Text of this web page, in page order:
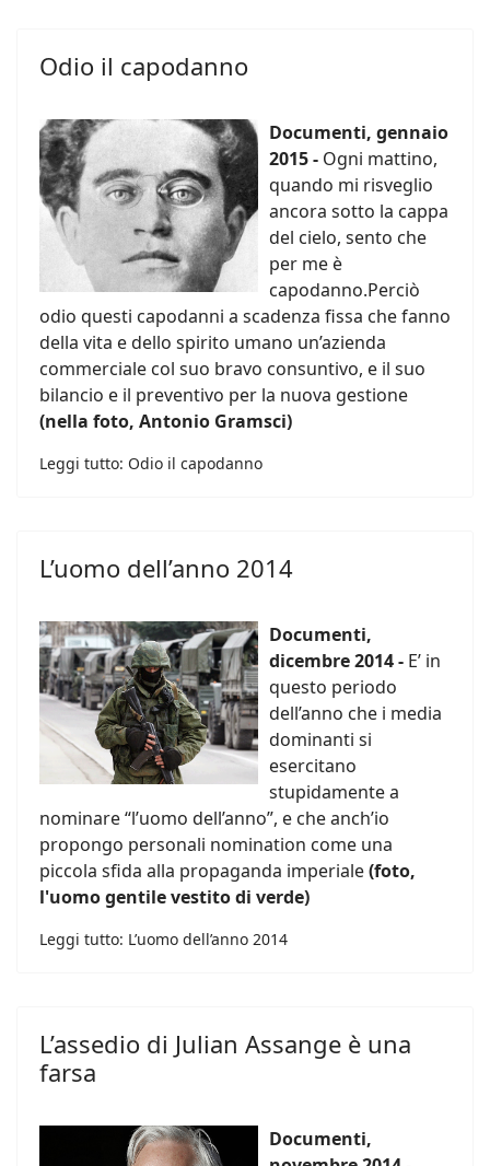
Odio il capodanno
Documenti, gennaio
2015 - Ogni mattino,
quando mi risveglio
ancora sotto la cappa
del cielo, sento che
per me è
capodanno.Perciò
odio questi capodanni a scadenza fissa che fanno
della vita e dello spirito umano un’azienda
commerciale col suo bravo consuntivo, e il suo
bilancio e il preventivo per la nuova gestione
(nella foto, Antonio Gramsci)
Leggi tutto: Odio il capodanno
L’uomo dell’anno 2014
Documenti,
dicembre 2014 - E’ in
questo periodo
dell’anno che i media
dominanti si
esercitano
stupidamente a
nominare “l’uomo dell’anno”, e che anch’io
propongo personali nomination come una
piccola sfida alla propaganda imperiale(foto,
l'uomo gentile vestito di verde)
Leggi tutto: L’uomo dell’anno 2014
L’assedio di Julian Assange è una
farsa
Documenti,